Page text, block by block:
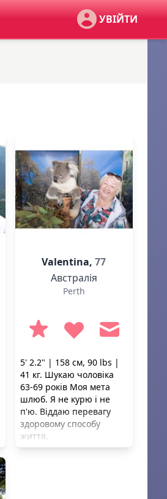
УВІЙТИ
Valentina,77
Австралія
Perth
5' 2.2" | 158 см, 90 lbs |
41 кг. Шукаю чоловіка
63-69 років Моя мета
шлюб. Я не курю і не
п'ю. Віддаю перевагу
здоровому способу
життя.